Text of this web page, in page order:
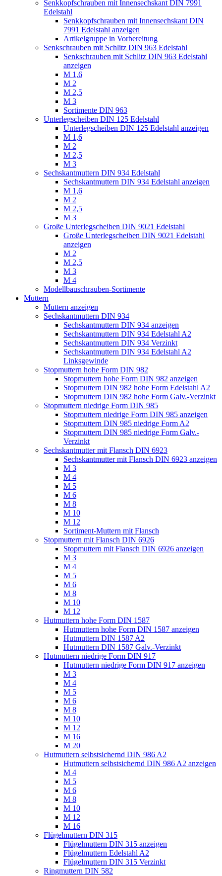
Senkkopfschrauben mit Innensechskant DIN 7991
Edelstahl
Senkkopfschrauben mit Innensechskant DIN
7991 Edelstahl anzeigen
Artikelgruppe in Vorbereitung
Senkschrauben mit Schlitz DIN 963 Edelstahl
Senkschrauben mit Schlitz DIN 963 Edelstahl
anzeigen
M 1,6
M 2
M 2,5
M 3
Sortimente DIN 963
Unterlegscheiben DIN 125 Edelstahl
Unterlegscheiben DIN 125 Edelstahl anzeigen
M 1,6
M 2
M 2,5
M 3
Sechskantmuttern DIN 934 Edelstahl
Sechskantmuttern DIN 934 Edelstahl anzeigen
M 1,6
M 2
M 2,5
M 3
Große Unterlegscheiben DIN 9021 Edelstahl
Große Unterlegscheiben DIN 9021 Edelstahl
anzeigen
M 2
M 2,5
M 3
M 4
Modellbauschrauben-Sortimente
Muttern
Muttern anzeigen
Sechskantmuttern DIN 934
Sechskantmuttern DIN 934 anzeigen
Sechskantmuttern DIN 934 Edelstahl A2
Sechskantmuttern DIN 934 Verzinkt
Sechskantmuttern DIN 934 Edelstahl A2
Linksgewinde
Stopmuttern hohe Form DIN 982
Stopmuttern hohe Form DIN 982 anzeigen
Stopmuttern DIN 982 hohe Form Edelstahl A2
Stopmuttern DIN 982 hohe Form Galv.-Verzinkt
Stopmuttern niedrige Form DIN 985
Stopmuttern niedrige Form DIN 985 anzeigen
Stopmuttern DIN 985 niedrige Form A2
Stopmuttern DIN 985 niedrige Form Galv.-
Verzinkt
Sechskantmutter mit Flansch DIN 6923
Sechskantmutter mit Flansch DIN 6923 anzeigen
M 3
M 4
M 5
M 6
M 8
M 10
M 12
Sortiment-Muttern mit Flansch
Stopmuttern mit Flansch DIN 6926
Stopmuttern mit Flansch DIN 6926 anzeigen
M 3
M 4
M 5
M 6
M 8
M 10
M 12
Hutmuttern hohe Form DIN 1587
Hutmuttern hohe Form DIN 1587 anzeigen
Hutmuttern DIN 1587 A2
Hutmuttern DIN 1587 Galv.-Verzinkt
Hutmuttern niedrige Form DIN 917
Hutmuttern niedrige Form DIN 917 anzeigen
M 3
M 4
M 5
M 6
M 8
M 10
M 12
M 16
M 20
Hutmuttern selbstsichernd DIN 986 A2
Hutmuttern selbstsichernd DIN 986 A2 anzeigen
M 4
M 5
M 6
M 8
M 10
M 12
M 16
Flügelmuttern DIN 315
Flügelmuttern DIN 315 anzeigen
Flügelmuttern Edelstahl A2
Flügelmuttern DIN 315 Verzinkt
Ringmuttern DIN 582